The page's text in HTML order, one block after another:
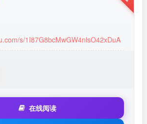
s/1I87G8bcMwGW4nlsO42xDuA
在线阅读